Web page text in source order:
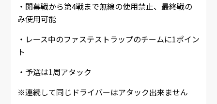
・開幕戦から第4戦まで無線の使用禁止、最終戦の
み使用可能
・レース中のファステストラップのチームに1ポイン
ト
・予選は1周アタック
※連続して同じドライバーはアタック出来ません